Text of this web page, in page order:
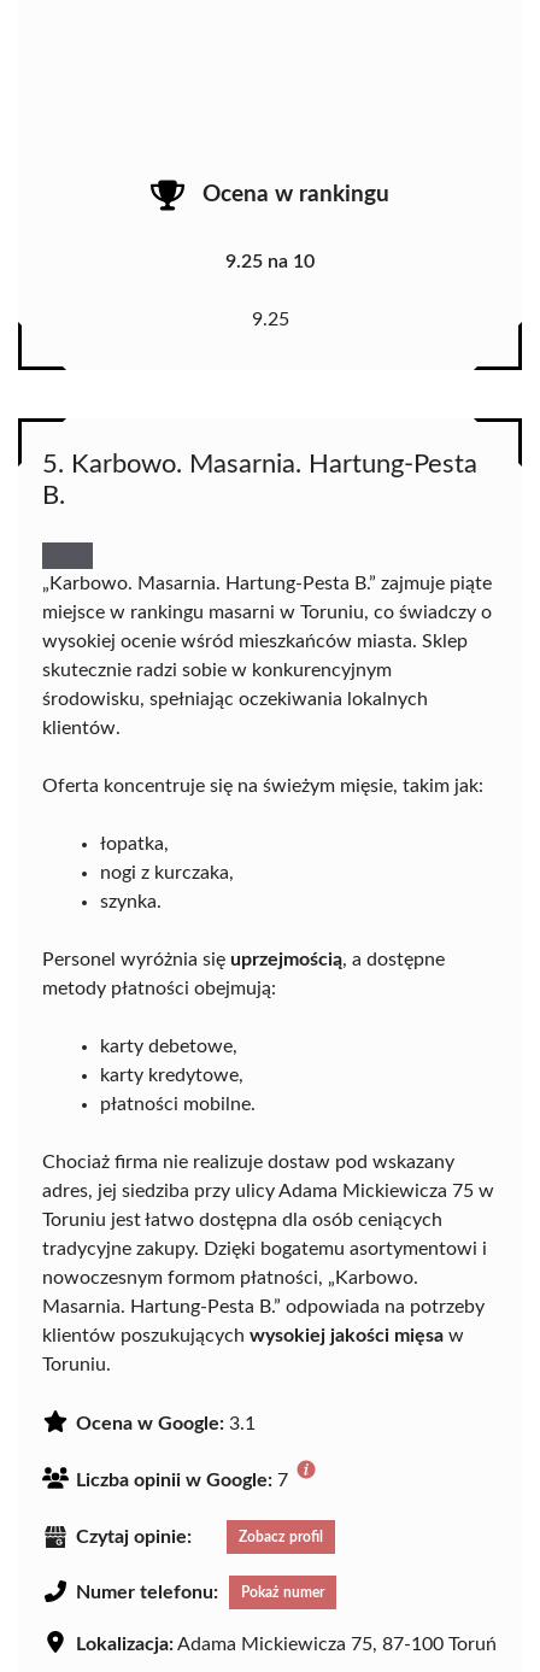
Ocena w rankingu
9.25 na 10
9.25
5. Karbowo. Masarnia. Hartung-Pesta
B.
„Karbowo. Masarnia. Hartung-Pesta B.” zajmuje piąte
miejsce w rankingu masarni w Toruniu, co świadczy o
wysokiej ocenie wśród mieszkańców miasta. Sklep
skutecznie radzi sobie w konkurencyjnym
środowisku, spełniając oczekiwania lokalnych
klientów.
Oferta koncentruje się na świeżym mięsie, takim jak:
łopatka,
nogi z kurczaka,
szynka.
Personel wyróżnia się uprzejmością, a dostępne
metody płatności obejmują:
karty debetowe,
karty kredytowe,
płatności mobilne.
Chociaż firma nie realizuje dostaw pod wskazany
adres, jej siedziba przy ulicy Adama Mickiewicza 75 w
Toruniu jest łatwo dostępna dla osób ceniących
tradycyjne zakupy. Dzięki bogatemu asortymentowi i
nowoczesnym formom płatności, „Karbowo.
Masarnia. Hartung-Pesta B.” odpowiada na potrzeby
klientów poszukujących wysokiej jakości mięsa w
Toruniu.
Ocena w Google: 3.1
Liczba opinii w Google: 7
Czytaj opinie: Zobacz profil
Numer telefonu: Pokaż numer
Lokalizacja:Adama Mickiewicza 75, 87-100 Toruń